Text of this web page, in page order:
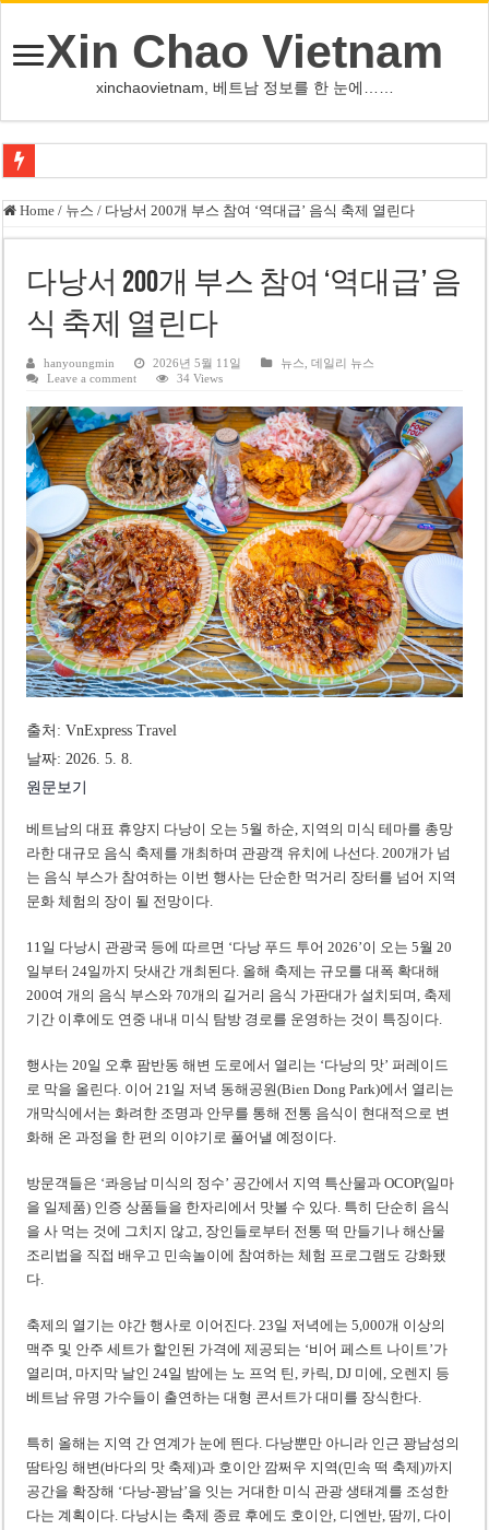
Xin Chao Vietnam
xinchaovietnam, 베트남 정보를 한 눈에……
하노이-하이퐁 고속도로 차량 투석 용의자 신원 확인
베트남 증시 업그레이드, 수십억 달러 유입 전망…수혜주는
베트남주식 VN지수 1,800선 돌파 기대…증권사, 유망 종목 제시
하노이 쌍둥이 타워 99층 부지 현장…세계 최고층 빌딩 추진
베트남주식 SST, 2025년 현금 배당 80% 결정…과거 최대 350% 지급 이력
베트남 전자비자 사기 웹사이트 주의…외국인 여행자 피해 경보
호주 젯스타, 내년부터 기내 수납칸 이용 유료화
베트남, 8월부터 토지·측량 처벌 강화… 기획사 코뮌 위원장 과태료 상한 50
호찌민시, 약 6,500㎡ 토지 용도변경 승인…리조트 개발 추진
Home / 뉴스 / 다낭서 200개 부스 참여 ‘역대급’ 음식 축제 열린다
다낭서 200개 부스 참여 ‘역대급’ 음
식 축제 열린다
hanyoungmin 2026년 5월 11일 뉴스 ,데일리 뉴스
Leave a comment
34 Views
출처: VnExpress Travel
날짜: 2026. 5. 8.
원문보기
베트남의 대표 휴양지 다낭이 오는 5월 하순, 지역의 미식 테마를 총망
라한 대규모 음식 축제를 개최하며 관광객 유치에 나선다. 200개가 넘
는 음식 부스가 참여하는 이번 행사는 단순한 먹거리 장터를 넘어 지역
문화 체험의 장이 될 전망이다.
11일 다낭시 관광국 등에 따르면 ‘다낭 푸드 투어 2026’이 오는 5월 20
일부터 24일까지 닷새간 개최된다. 올해 축제는 규모를 대폭 확대해
200여 개의 음식 부스와 70개의 길거리 음식 가판대가 설치되며, 축제
기간 이후에도 연중 내내 미식 탐방 경로를 운영하는 것이 특징이다.
행사는 20일 오후 팜반동 해변 도로에서 열리는 ‘다낭의 맛’ 퍼레이드
로 막을 올린다. 이어 21일 저녁 동해공원(Bien Dong Park)에서 열리는
개막식에서는 화려한 조명과 안무를 통해 전통 음식이 현대적으로 변
화해 온 과정을 한 편의 이야기로 풀어낼 예정이다.
방문객들은 ‘콰응남 미식의 정수’ 공간에서 지역 특산물과 OCOP(일마
을 일제품) 인증 상품들을 한자리에서 맛볼 수 있다. 특히 단순히 음식
을 사 먹는 것에 그치지 않고, 장인들로부터 전통 떡 만들기나 해산물
조리법을 직접 배우고 민속놀이에 참여하는 체험 프로그램도 강화됐
다.
축제의 열기는 야간 행사로 이어진다. 23일 저녁에는 5,000개 이상의
맥주 및 안주 세트가 할인된 가격에 제공되는 ‘비어 페스트 나이트’가
열리며, 마지막 날인 24일 밤에는 노 프억 틴, 카릭, DJ 미에, 오렌지 등
베트남 유명 가수들이 출연하는 대형 콘서트가 대미를 장식한다.
특히 올해는 지역 간 연계가 눈에 띈다. 다낭뿐만 아니라 인근 꽝남성의
땀타잉 해변(바다의 맛 축제)과 호이안 깜쩌우 지역(민속 떡 축제)까지
공간을 확장해 ‘다낭-꽝남’을 잇는 거대한 미식 관광 생태계를 조성한
다는 계획이다. 다낭시는 축제 종료 후에도 호이안, 디엔반, 땀끼, 다이